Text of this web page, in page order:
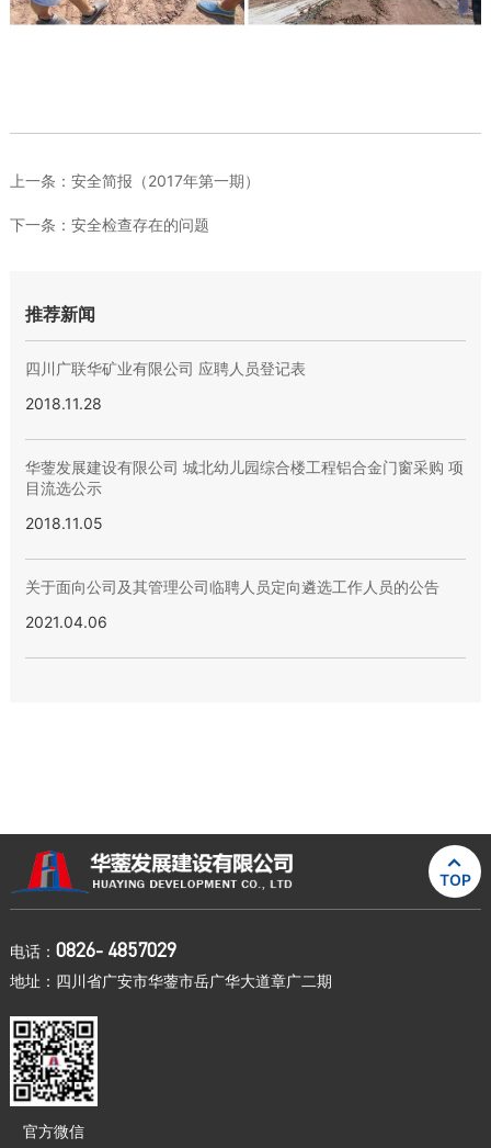
上一条： 安全简报（2017年第一期）
下一条： 安全检查存在的问题
推荐新闻
四川广联华矿业有限公司 应聘人员登记表
2018.11.28
华蓥发展建设有限公司 城北幼儿园综合楼工程铝合金门窗采购 项
目流选公示
2018.11.05
关于面向公司及其管理公司临聘人员定向遴选工作人员的公告
2021.04.06

TOP
电话： 0826- 4857029
地址：四川省广安市华蓥市岳广华大道章广二期
官方微信